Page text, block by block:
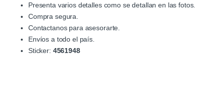
Presenta varios detalles como se detallan en las fotos.
Compra segura.
Contactanos para asesorarte.
Envíos a todo el país.
Sticker: 4561948